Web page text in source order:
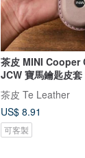
茶皮 MINI
JCW 寶馬鑰匙皮
茶皮 Te Leather
US$ 8.91
可客製